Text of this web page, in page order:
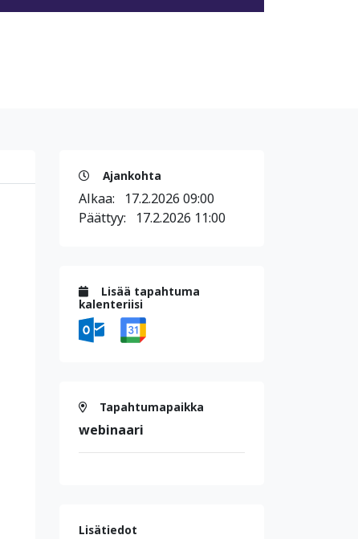
Ajankohta
Alkaa: 17.2.2026 09:00
Päättyy: 17.2.2026 11:00
Lisää tapahtuma
kalenteriisi
Tapahtumapaikka
webinaari
Lisätiedot